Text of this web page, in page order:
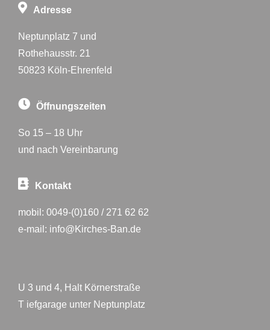
Adresse
Neptunplatz 7 und
Rothehausstr. 21
50823 Köln-Ehrenfeld
Öffnungszeiten
So 15 – 18 Uhr
und nach Vereinbarung
Kontakt
mobil: 0049-(0)160 / 271 62 62
e-mail: info@Kirches-Ban.de
U 3 und 4, Halt Körnerstraße
T iefgarage unter Neptunplatz